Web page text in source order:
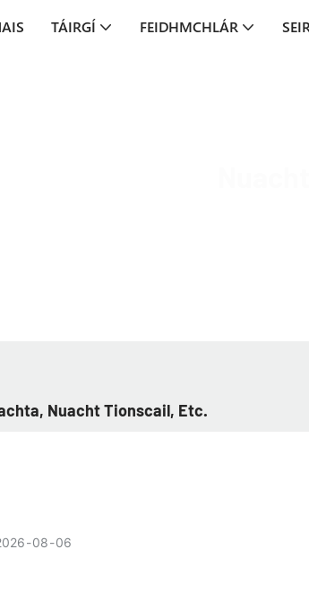
TÁIRGÍ FEIDHMCHLÁR
Nuacht Tionscail, Etc.
08 06